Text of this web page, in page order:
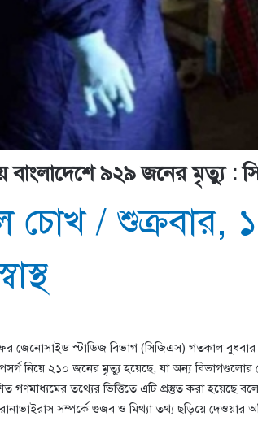
বাংলাদেশে ৯২৯ জনের মৃত্যু :
চোখ/ শুক্রবার,
ফর জেনোসাইড স্টাডিজ বিভাগ (সিজিএস) গতকাল
নিয়ে ২১০ জনের মৃত্যু হয়েছে, যা অন্য বিভাগগুলোর
গণমাধ্যমের তথ্যের ভিত্তিতে এটি প্রস্তুত করা হয়েছে
সম্পর্কে গুজব ও মিথ্যা তথ্য ছড়িয়ে